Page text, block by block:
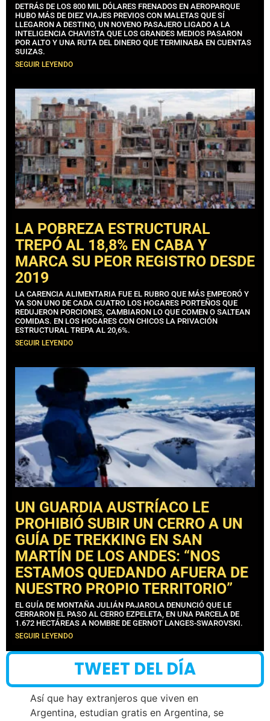
DETRÁS DE LOS 800 MIL DÓLARES FRENADOS EN AEROPARQUE
HUBO MÁS DE DIEZ VIAJES PREVIOS CON MALETAS QUE SÍ
LLEGARON A DESTINO, UN NOVENO PASAJERO LIGADO A LA
INTELIGENCIA CHAVISTA QUE LOS GRANDES MEDIOS PASARON
POR ALTO Y UNA RUTA DEL DINERO QUE TERMINABA EN CUENTAS
SUIZAS.
SEGUIR LEYENDO
LA POBREZA ESTRUCTURAL
TREPÓ AL 18,8% EN CABA Y
MARCA SU PEOR REGISTRO DESDE
2019
LA CARENCIA ALIMENTARIA FUE EL RUBRO QUE MÁS EMPEORÓ Y
YA SON UNO DE CADA CUATRO LOS HOGARES PORTEÑOS QUE
REDUJERON PORCIONES, CAMBIARON LO QUE COMEN O SALTEAN
COMIDAS. EN LOS HOGARES CON CHICOS LA PRIVACIÓN
ESTRUCTURAL TREPA AL 20,6%.
SEGUIR LEYENDO
UN GUARDIA AUSTRÍACO LE
PROHIBIÓ SUBIR UN CERRO A UN
GUÍA DE TREKKING EN SAN
MARTÍN DE LOS ANDES: “NOS
ESTAMOS QUEDANDO AFUERA DE
NUESTRO PROPIO TERRITORIO”
EL GUÍA DE MONTAÑA JULIÁN PAJAROLA DENUNCIÓ QUE LE
CERRARON EL PASO AL CERRO EZPELETA, EN UNA PARCELA DE
1.672 HECTÁREAS A NOMBRE DE GERNOT LANGES-SWAROVSKI.
SEGUIR LEYENDO
TWEET DEL DÍA
Así que hay extranjeros que viven en
Argentina, estudian gratis en Argentina, se